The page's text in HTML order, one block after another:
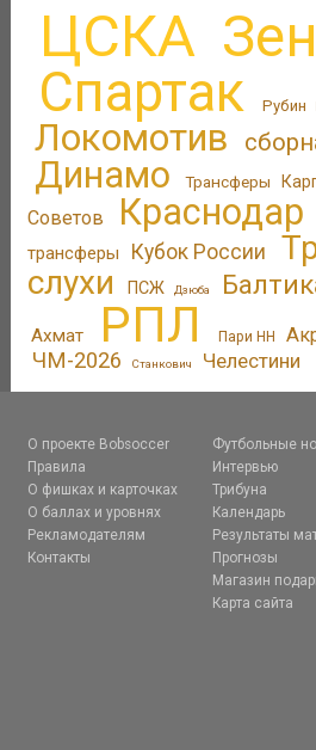
ЦСКА
Спартак Рубин
Локомотив
Динамо Трансферы
Советов
Краснодар
трансферы
Кубок России
слухи
ПСЖ Дзюба
Ахмат РПЛ Пари НН
ЧМ-2026 Станкович Челестини
О проекте Bobsoccer
Правила
О фишках и карточках
О баллах и уровнях
Рекламодателям
Контакты
Футбольные
Интервью
Трибуна
Календарь
Результаты
Прогнозы
Магазин
Карта сайта